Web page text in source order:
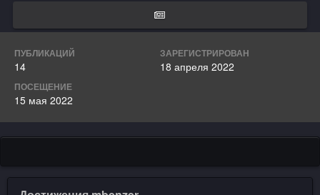
ПУБЛИКАЦИЙ
14
ЗАРЕГИСТРИРОВАН
18 апреля 2022
ПОСЕЩЕНИЕ
15 мая 2022